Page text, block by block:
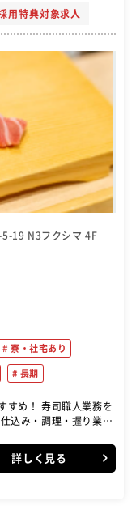
用特典対象求人
5-19 N3フクシマ 4F
寮・社宅あり
長期
人業務を
込み・調理・握り業務
詳しく見る